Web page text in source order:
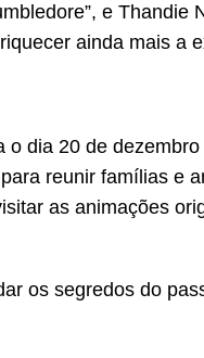
e Thandie
ainda mais a
o dia 20 de
reunir famílias e
as animações
os segredos do